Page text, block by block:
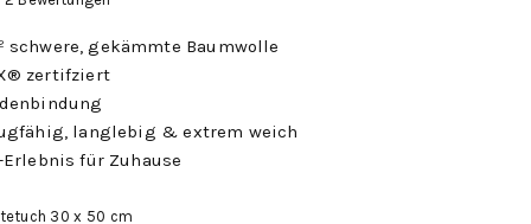
schwere, gekämmte Baumwolle
zertifziert
langlebig & extrem weich
für Zuhause
30 x 50 cm